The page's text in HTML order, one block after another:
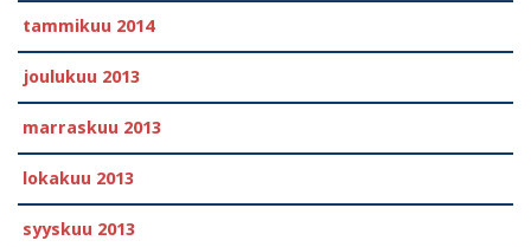
tammikuu 2014
joulukuu 2013
marraskuu 2013
lokakuu 2013
syyskuu 2013